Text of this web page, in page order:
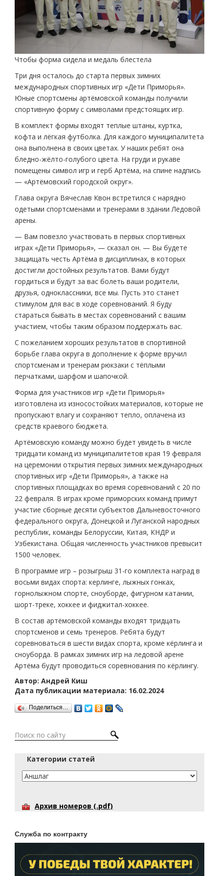
Чтобы форма сидела и медаль блестела
Три дня осталось до старта первых зимних
международных спортивных игр «Дети Приморья».
Юные спортсмены артёмовской команды получили
спортивную форму с символами предстоящих игр.
В комплект формы входят теплые штаны, куртка,
кофта и лёгкая футболка. Для каждого муниципалитета
она выполнена в своих цветах. У наших ребят она
бледно-жёлто-голубого цвета. На груди и рукаве
помещены символ игр и герб Артёма, на спине надпись
— «Артёмовский городской округ».
Глава округа Вячеслав Квон встретился с нарядно
одетыми спортсменами и тренерами в здании Ледовой
арены.
— Вам повезло участвовать в первых спортивных
играх «Дети Приморья», — сказал он. — Вы будете
защищать честь Артёма в дисциплинах, в которых
достигли достойных результатов. Вами будут
гордиться и будут за вас болеть ваши родители,
друзья, одноклассники, все мы. Пусть это станет
стимулом для вас в ходе соревнований. Я буду
стараться бывать в местах соревнований с вашим
участием, чтобы таким образом поддержать вас.
С пожеланием хороших результатов в спортивной
борьбе глава округа в дополнение к форме вручил
спортсменам и тренерам рюкзаки с тёплыми
перчатками, шарфом и шапочкой.
Форма для участников игр «Дети Приморья»
изготовлена из износостойких материалов, которые не
пропускают влагу и сохраняют тепло, оплачена из
средств краевого бюджета.
Артёмовскую команду можно будет увидеть в числе
тридцати команд из муниципалитетов края 19 февраля
на церемонии открытия первых зимних международных
спортивных игр «Дети Приморья», а также на
спортивных площадках во время соревнований с 20 по
22 февраля. В играх кроме приморских команд примут
участие сборные десяти субъектов Дальневосточного
федерального округа, Донецкой и Луганской народных
республик, команды Белоруссии, Китая, КНДР и
Узбекистана. Общая численность участников превысит
1500 человек.
В программе игр – розыгрыш 31-го комплекта наград в
восьми видах спорта: керлинге, лыжных гонках,
горнолыжном спорте, сноуборде, фигурном катании,
шорт-треке, хоккее и фиджитал-хоккее.
В состав артёмовской команды входят тридцать
спортсменов и семь тренеров. Ребята будут
соревноваться в шести видах спорта, кроме кёрлинга и
сноуборда. В рамках зимних игр на ледовой арене
Артёма будут проводиться соревнования по кёрлингу.
Автор: Андрей Киш
Дата публикации материала: 16.02.2024
Поделиться…
Категории статей
Архив номеров (.pdf)
Служба по контракту